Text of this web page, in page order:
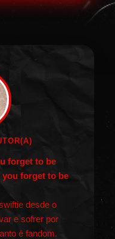
forget to be
you forget to be
desde o
e sofrer por
é fandom.